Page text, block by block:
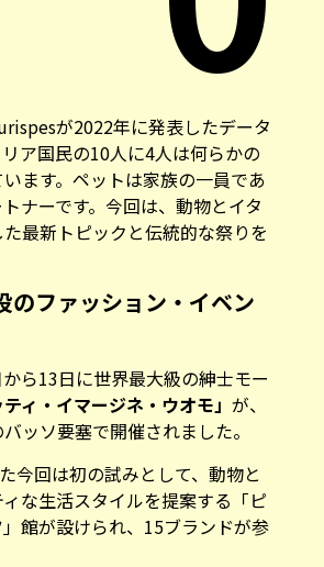
が2022年に発表したデータ
ア国民の10人に4人は何らかの
ます。ペットは家族の一員であ
ナーです。今回は、動物とイタ
最新トピックと伝統的な祭りを
のファッション・イベン
ら13日に世界最大級の紳士モー
ィ・イマージネ・ウオモ」 が、
ッソ要塞で開催されました。
今回は初の試みとして、動物と
な生活スタイルを提案する「ピ
館が設けられ、15ブランドが参